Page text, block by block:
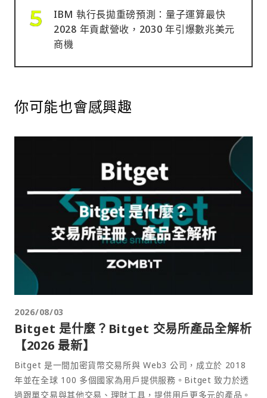
IBM 執行長拋重磅預測：量子運算最快
2028 年貢獻營收，2030 年引爆數兆美元
商機
你可能也會感興趣
2026/08/03
Bitget 是什麼？Bitget 交易所產品全解析
【2026 最新】
Bitget 是一間加密貨幣交易所與 Web3 公司，成立於 2018
年並在全球 100 多個國家為用戶提供服務。Bitget 致力於透
過跟單交易與其他交易、理財工具，提供用戶更多元的產品。